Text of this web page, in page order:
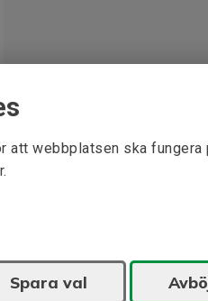
att webbplatsen ska
Spara val